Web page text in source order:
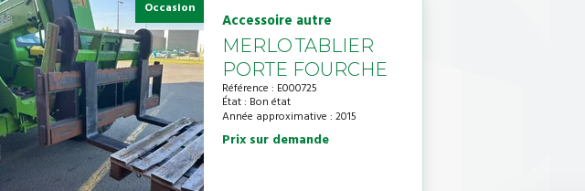
Occasion
Accessoire autre
MERLOTABLIER
PORTE FOURCHE
Référence E000725
État Bon état
Année approximative 2015
Prix sur demande